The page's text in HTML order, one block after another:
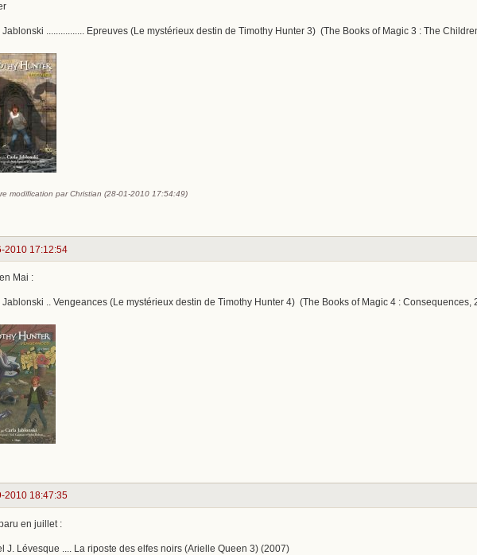
................ Epreuves (Le mystérieux destin de Timothy Hunter 3) (The Books of Magic 3 : The
modification par Christian (28-01-2010 17:54:49)
2010 17:12:54
Mai :
Jablonski .. Vengeances (Le mystérieux destin de Timothy Hunter 4) (The Books of Magic 4 : Consequences,
2010 18:47:35
en juillet :
J. Lévesque .... La riposte des elfes noirs (Arielle Queen 3) (2007)